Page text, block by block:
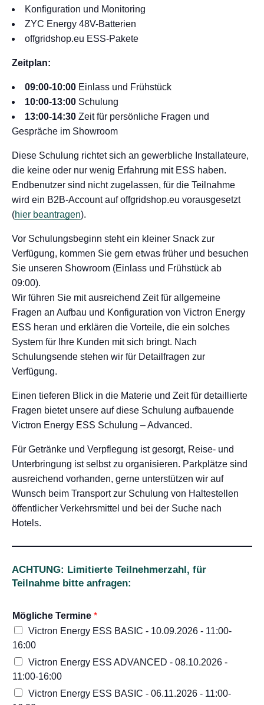
Konfiguration und Monitoring
ZYC Energy 48V-Batterien
offgridshop.eu ESS-Pakete
Zeitplan:
09:00-10:00 Einlass und Frühstück
10:00-13:00 Schulung
13:00-14:30 Zeit für persönliche Fragen und
Gespräche im Showroom
Diese Schulung richtet sich an gewerbliche Installateure,
die keine oder nur wenig Erfahrung mit ESS haben.
Endbenutzer sind nicht zugelassen, für die Teilnahme
wird ein B2B-Account auf offgridshop.eu vorausgesetzt
(hier beantragen).
Vor Schulungsbeginn steht ein kleiner Snack zur
Verfügung, kommen Sie gern etwas früher und besuchen
Sie unseren Showroom (Einlass und Frühstück ab
09:00).
Wir führen Sie mit ausreichend Zeit für allgemeine
Fragen an Aufbau und Konfiguration von Victron Energy
ESS heran und erklären die Vorteile, die ein solches
System für Ihre Kunden mit sich bringt. Nach
Schulungsende stehen wir für Detailfragen zur
Verfügung.
Einen tieferen Blick in die Materie und Zeit für detaillierte
Fragen bietet unsere auf diese Schulung aufbauende
Victron Energy ESS Schulung – Advanced.
Für Getränke und Verpflegung ist gesorgt, Reise- und
Unterbringung ist selbst zu organisieren. Parkplätze sind
ausreichend vorhanden, gerne unterstützen wir auf
Wunsch beim Transport zur Schulung von Haltestellen
öffentlicher Verkehrsmittel und bei der Suche nach
Hotels.
ACHTUNG: Limitierte Teilnehmerzahl, für
Teilnahme bitte anfragen:
Mögliche Termine *
Victron Energy ESS BASIC - 10.09.2026 - 11:00-
16:00
Victron Energy ESS ADVANCED - 08.10.2026 -
11:00-16:00
Victron Energy ESS BASIC - 06.11.2026 - 11:00-